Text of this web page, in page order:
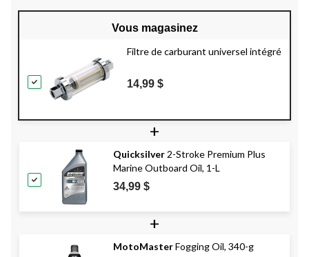
Vous magasinez
Filtre de carburant universel intégré
14,99 $
+
Quicksilver 2-Stroke Premium Plus
Marine Outboard Oil, 1-L
34,99 $
+
MotoMasterFogging Oil, 340-g